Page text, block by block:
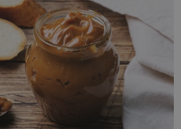
zastáncem stoicismu, učení, […]